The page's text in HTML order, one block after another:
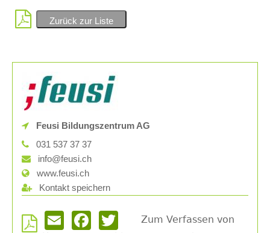
Zurück zur Liste
Feusi Bildungszentrum AG
031 537 37 37
info@feusi.ch
www.feusi.ch
Kontakt speichern
Email FacebookTwitterZum Verfassen von